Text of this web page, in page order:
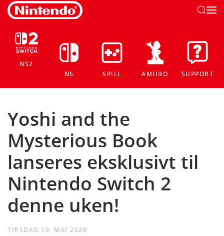
NS2
NS
SPILL AMIIBO SUPPORT
Yoshi and the
Mysterious Book
lanseres eksklusivt til
Nintendo Switch 2
denne uken!
TIRSDAG 19. MAI 2026